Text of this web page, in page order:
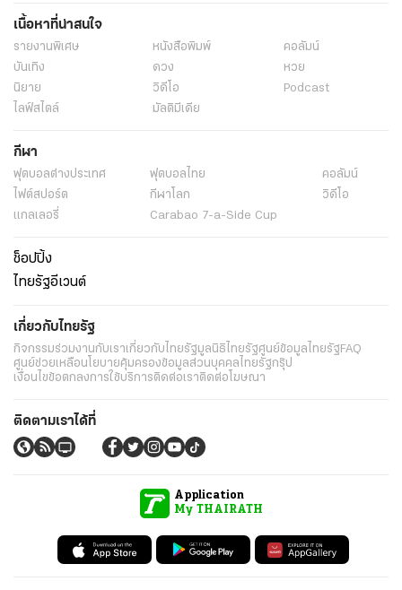
พรชีวัน ออกอากาศวันไหน
เนื้อหาที่น่าสนใจ
รายงานพิเศษ หนังสือพิมพ์
คอลัมน์
บันเทิง
ดวง
หวย
นิยาย
วิดีโอ
Podcast
ไลฟ์สไตล์
มัลติมีเดีย
กีฬา
ฟุตบอลต่่างประเทศ ฟุตบอลไทย
คอลัมน์
ไฟต์สปอร์ต
กีฬาโลก
วิดีโอ
แกลเลอรี่
Carabao 7-a-Side Cup
ช็อปปิ้ง
ไทยรัฐอีเวนต์
เกี่ยวกับไทยรัฐ
กิจกรรมร่วมงานกับเราเกี่ยวกับไทยรัฐมูลนิธิไทยรัฐศูนย์ข้อมูลไทยรัฐFAQ
ศูนย์ช่วยเหลือนโยบายคุ้มครองข้อมูลส่วนบุคคลไทยรัฐกรุ๊ป
เงื่อนไขข้อตกลงการใช้บริการติดต่อเราติดต่อโฆษณา
ติดตามเราได้ที่
Application
My THAIRATH